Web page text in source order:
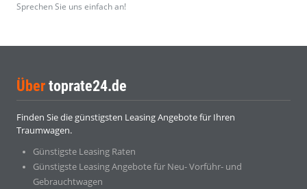
Sprechen Sie uns einfach an!
Über toprate24.de
Finden Sie die günstigsten Leasing Angebote für Ihren
Traumwagen.
Günstigste Leasing Raten
Günstigste Leasing Angebote für Neu- Vorführ- und
Gebrauchtwagen